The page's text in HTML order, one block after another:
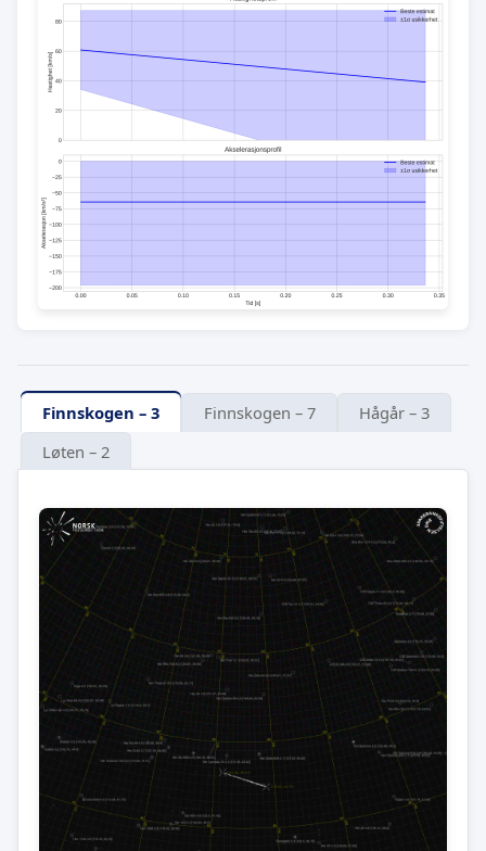
Finnskogen – 3 Finnskogen – 7
Hågår – 3
Løten – 2